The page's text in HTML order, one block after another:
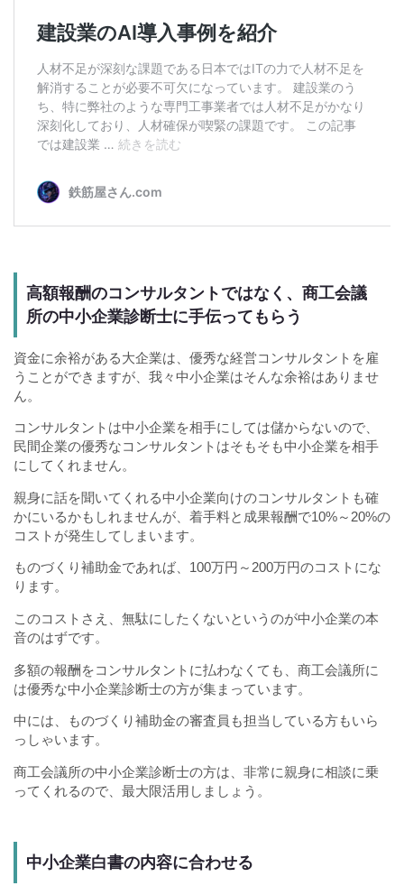
高額報酬のコンサルタントではなく、商工会議
所の中小企業診断士に手伝ってもらう
資金に余裕がある大企業は、優秀な経営コンサルタントを雇
うことができますが、我々中小企業はそんな余裕はありませ
ん。
コンサルタントは中小企業を相手にしては儲からないので、
民間企業の優秀なコンサルタントはそもそも中小企業を相手
にしてくれません。
親身に話を聞いてくれる中小企業向けのコンサルタントも確
かにいるかもしれませんが、着手料と成果報酬で10%～20%の
コストが発生してしまいます。
ものづくり補助金であれば、100万円～200万円のコストにな
ります。
このコストさえ、無駄にしたくないというのが中小企業の本
音のはずです。
多額の報酬をコンサルタントに払わなくても、商工会議所に
は優秀な中小企業診断士の方が集まっています。
中には、ものづくり補助金の審査員も担当している方もいら
っしゃいます。
商工会議所の中小企業診断士の方は、非常に親身に相談に乗
ってくれるので、最大限活用しましょう。
中小企業白書の内容に合わせる